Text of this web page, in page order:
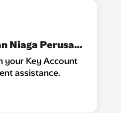
Hubungi Rakan Niaga Perusahaan
your Key Account
assistance.